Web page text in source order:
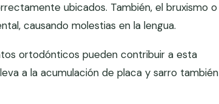
ubicados. También, el bruxismo o
causando molestias en la lengua.
ortodónticos pueden contribuir a esta
a la acumulación de placa y sarro también